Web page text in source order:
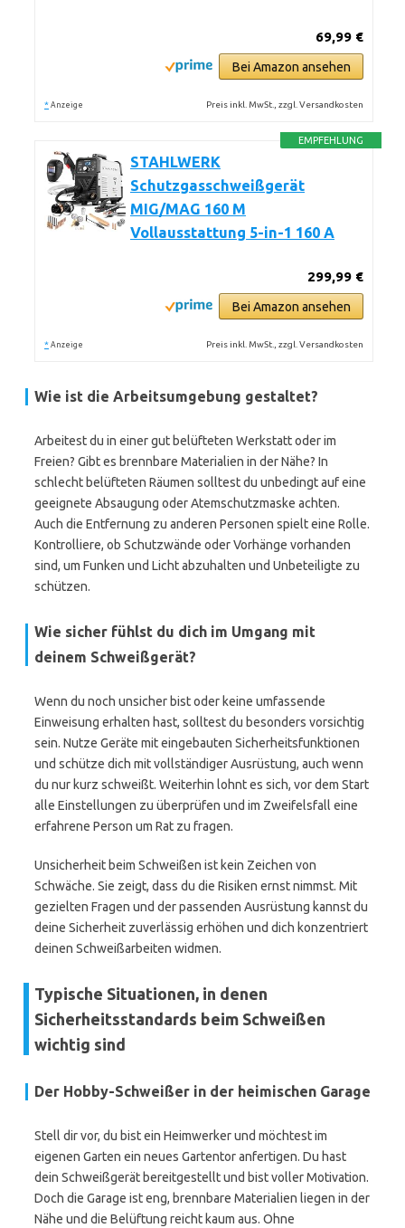
69,99 €
Bei Amazon ansehen
* Anzeige Preis inkl. MwSt., zzgl. Versandkosten
EMPFEHLUNG
STAHLWERK
Schutzgasschweißgerät
MIG/MAG 160 M
Vollausstattung 5-in-1 160 A
299,99 €
Bei Amazon ansehen
* Anzeige Preis inkl. MwSt., zzgl. Versandkosten
Wie ist die Arbeitsumgebung gestaltet?
Arbeitest du in einer gut belüfteten Werkstatt oder im
Freien? Gibt es brennbare Materialien in der Nähe? In
schlecht belüfteten Räumen solltest du unbedingt auf eine
geeignete Absaugung oder Atemschutzmaske achten.
Auch die Entfernung zu anderen Personen spielt eine Rolle.
Kontrolliere, ob Schutzwände oder Vorhänge vorhanden
sind, um Funken und Licht abzuhalten und Unbeteiligte zu
schützen.
Wie sicher fühlst du dich im Umgang mit
deinem Schweißgerät?
Wenn du noch unsicher bist oder keine umfassende
Einweisung erhalten hast, solltest du besonders vorsichtig
sein. Nutze Geräte mit eingebauten Sicherheitsfunktionen
und schütze dich mit vollständiger Ausrüstung, auch wenn
du nur kurz schweißt. Weiterhin lohnt es sich, vor dem Start
alle Einstellungen zu überprüfen und im Zweifelsfall eine
erfahrene Person um Rat zu fragen.
Unsicherheit beim Schweißen ist kein Zeichen von
Schwäche. Sie zeigt, dass du die Risiken ernst nimmst. Mit
gezielten Fragen und der passenden Ausrüstung kannst du
deine Sicherheit zuverlässig erhöhen und dich konzentriert
deinen Schweißarbeiten widmen.
Typische Situationen, in denen
Sicherheitsstandards beim Schweißen
wichtig sind
Der Hobby-Schweißer in der heimischen Garage
Stell dir vor, du bist ein Heimwerker und möchtest im
eigenen Garten ein neues Gartentor anfertigen. Du hast
dein Schweißgerät bereitgestellt und bist voller Motivation.
Doch die Garage ist eng, brennbare Materialien liegen in der
Nähe und die Belüftung reicht kaum aus. Ohne